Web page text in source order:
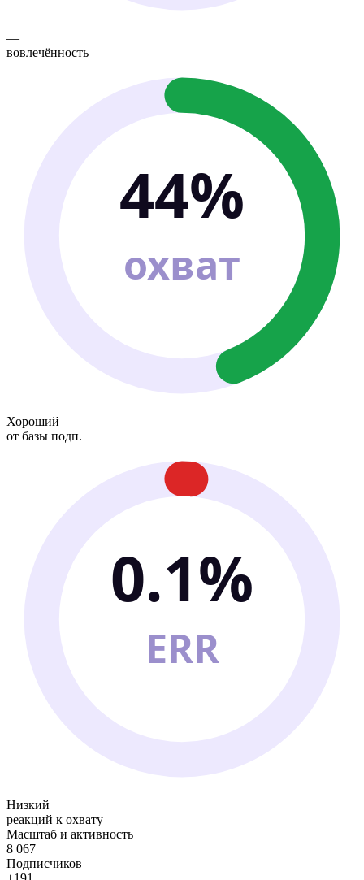
—
вовлечённость
44%
охват
Хороший
от базы подп.
0.1%
ERR
Низкий
реакций к охвату
Масштаб и активность
8 067
Подписчиков